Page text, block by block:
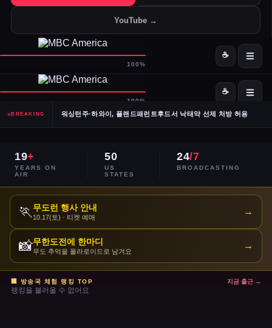
YouTube →
BREAKING
美 시카고·신시내티 등 10개 도시 시장, 유럽과 민주주의 수호 협약
전직 검사 연방 기소 — 잭 스미스 보고서 개인 이메일로 유출 혐의
SpaceX·OpenAI, IPO 계획 공식 확인… 시장 기대감 고조
Meta, 전체 인력 10% 감원 후 수천 명을 AI 사업부로 재배치
워싱턴주·하와이, 플랜드패런트후드서 낙태약 선제 처방 허용
이란, 호르무즈 해협 '통제 해양 구역' 선언… 긴장 고조
민주당 전국위, 2024년 선거 검토 보고서 '불완전·검증 불가' 판정
주거비 계속 상승 — 임차인·주택 구매자 모두 부담 가중
이스라엘, 레바논 휴전 연장 합의 후에도 공격 지속
19+
YEARS ON
AIR
50
US
STATES
24/7
BROADCASTING
🏃 무도런 행사 안내
10.17(토) · 티켓 예매
→
📸무한도전에 한마디
무도 추억을 폴라로이드로 남겨요
→
🏢 방송국 체험 랭킹 TOP 지금 출근 →
랭킹을 불러올 수 없어요